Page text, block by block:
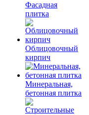
Фасадная
плитка
Облицовочный
кирпич
Минеральная,
бетонная плитка